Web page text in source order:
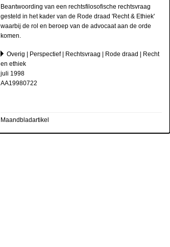
Beantwoording van een rechtsfilosofische rechtsvraag
gesteld in het kader van de Rode draad 'Recht & Ethiek'
waarbij de rol en beroep van de advocaat aan de orde
komen.
Overig | Perspectief | Rechtsvraag | Rode draad | Recht
en ethiek
juli 1998
AA19980722
Maandbladartikel